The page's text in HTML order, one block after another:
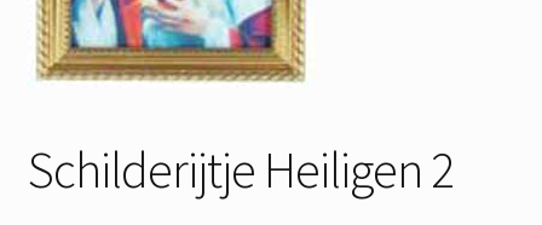
Schilderijtje Heiligen 2